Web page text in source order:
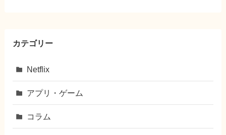
カテゴリー
Netflix
アプリ・ゲーム
コラム